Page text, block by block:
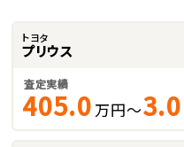
トヨタ
プリウス
査定実績
405.0 万円～3.0